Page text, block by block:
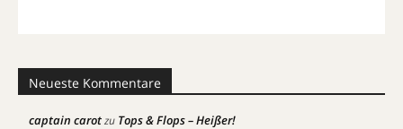
Neueste Kommentare
captain carotzu Tops & Flops – Heißer!